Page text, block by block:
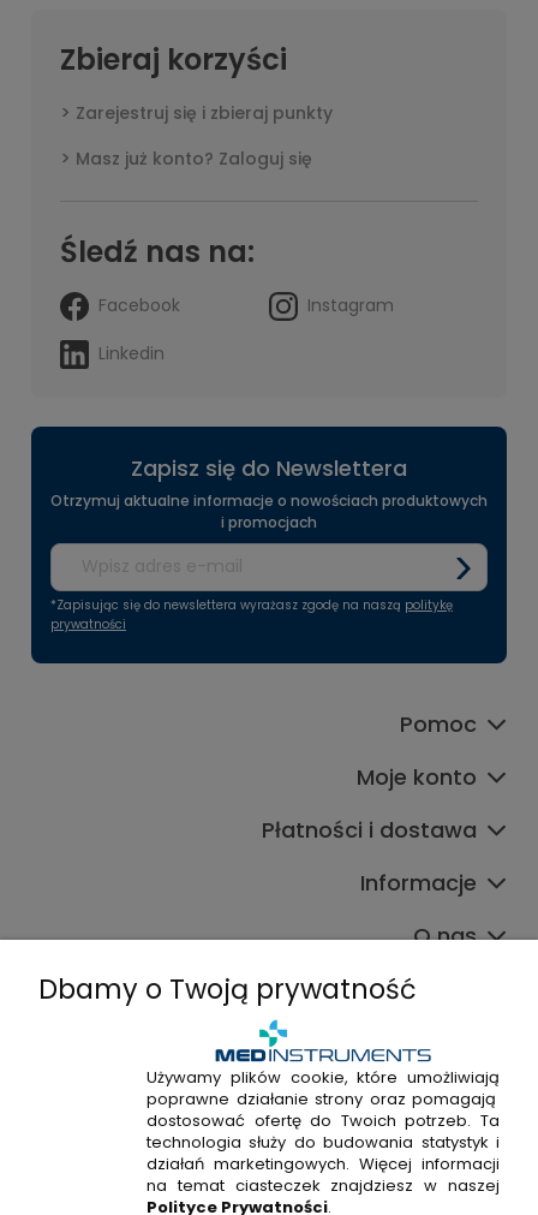
Zbieraj korzyści
Zarejestruj się i zbieraj punkty
Masz już konto? Zaloguj się
Śledź nas na:
Facebook
Instagram
Linkedin
Zapisz się do Newslettera
Otrzymuj aktualne informacje o nowościach produktowych
i promocjach
*Zapisując się do newslettera wyrażasz zgodę na naszą politykę
prywatności
Pomoc
Moje konto
Płatności i dostawa
Informacje
O nas
+48 720 915 338
+48 22 298 53 38
Napisz do nas!
Dbamy o Twoją prywatność
Używamy plików cookie, które umożliwiają
poprawne działanie strony oraz pomagają
dostosować ofertę do Twoich potrzeb. Ta
technologia służy do budowania statystyk i
działań marketingowych. Więcej informacji
na temat ciasteczek znajdziesz w naszej
Polityce Prywatności.